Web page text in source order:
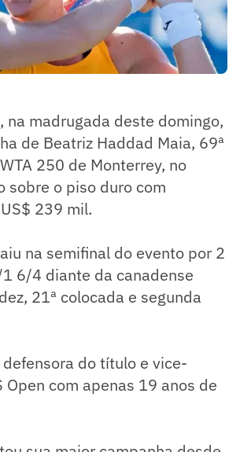
na madrugada deste domingo,
de Beatriz Haddad Maia, 69ª
250 de Monterrey, no
sobre o piso duro com
239 mil.
na semifinal do evento por 2
6/4 diante da canadense
21ª colocada e segunda
defensora do título e vice-
Open com apenas 19 anos de